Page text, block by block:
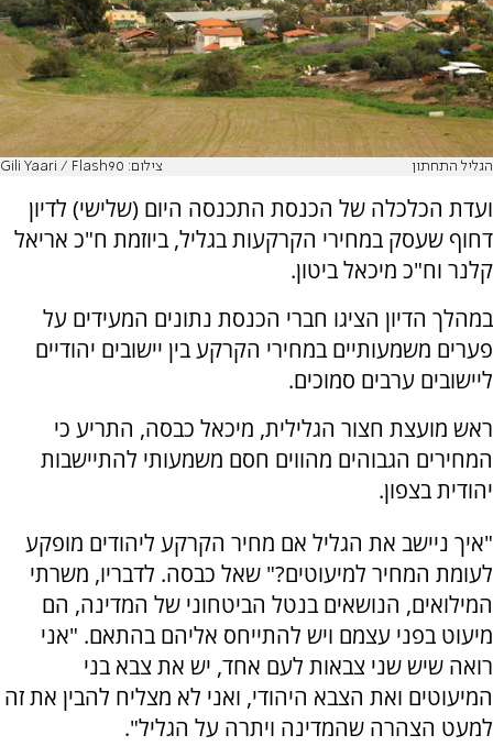
הגליל התחתון צילום: Gili Yaari / Flash90
ועדת הכלכלה של הכנסת התכנסה היום (שלישי) לדיון
דחוף שעסק במחירי הקרקעות בגליל, ביוזמת ח"כ אריאל
קלנר וח"כ מיכאל ביטון.
במהלך הדיון הציגו חברי הכנסת נתונים המעידים על
פערים משמעותיים במחירי הקרקע בין יישובים יהודיים
ליישובים ערבים סמוכים.
ראש מועצת חצור הגלילית, מיכאל כבסה, התריע כי
המחירים הגבוהים מהווים חסם משמעותי להתיישבות
יהודית בצפון.
"איך ניישב את הגליל אם מחיר הקרקע ליהודים מופקע
לעומת המחיר למיעוטים?" שאל כבסה. לדבריו, משרתי
המילואים, הנושאים בנטל הביטחוני של המדינה, הם
מיעוט בפני עצמם ויש להתייחס אליהם בהתאם. "אני
רואה שיש שני צבאות לעם אחד, יש את צבא בני
המיעוטים ואת הצבא היהודי, ואני לא מצליח להבין את זה
למעט הצהרה שהמדינה ויתרה על הגליל".